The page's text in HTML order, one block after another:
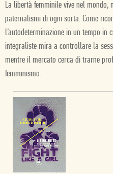
La libertà femminile vive nel mondo,
paternalismi di ogni sorta. Come
l’autodeterminazione in un tempo in
integraliste mira a controllare la
mentre il mercato cerca di trarne
femminismo.